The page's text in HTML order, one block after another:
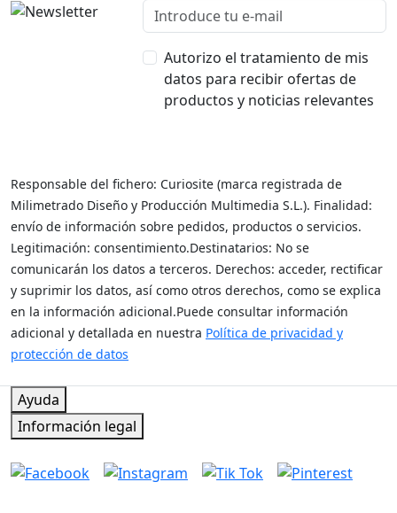
Autorizo el tratamiento de mis
datos para recibir ofertas de
productos y noticias relevantes
Responsable del fichero: Curiosite (marca registrada de
Milimetrado Diseño y Producción Multimedia S.L.). Finalidad:
envío de información sobre pedidos, productos o servicios.
Legitimación: consentimiento.Destinatarios: No se
comunicarán los datos a terceros. Derechos: acceder, rectificar
y suprimir los datos, así como otros derechos, como se explica
en la información adicional.Puede consultar información
adicional y detallada en nuestra Política de privacidad y
protección de datos
Ayuda
Información legal